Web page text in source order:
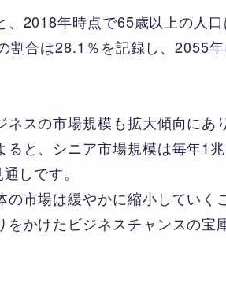
2018年時点で65歳以上の人口
割合は28.1％を記録し、2055
スの市場規模も拡大傾向にあ
ると、シニア市場規模は毎年1
しです。
市場は緩やかに縮小していく
かけたビジネスチャンスの宝